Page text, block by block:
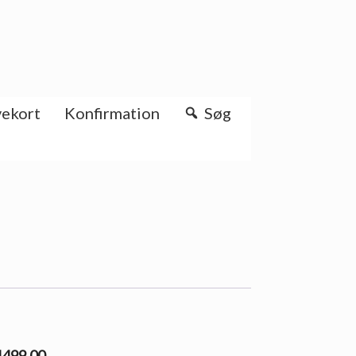
Konfirmation
Søg